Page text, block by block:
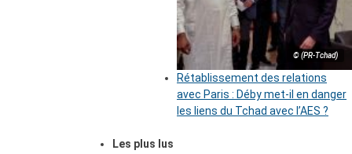
© (PR-Tchad)
Rétablissement des relations
avec Paris : Déby met-il en danger
les liens du Tchad avec l’AES ?
Les plus lus